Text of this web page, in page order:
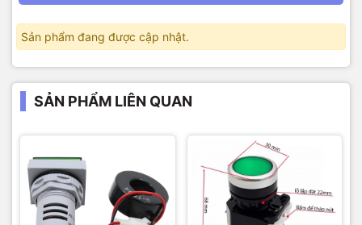
Sản phẩm đang được cập nhật.
SẢN PHẨM LIÊN QUAN